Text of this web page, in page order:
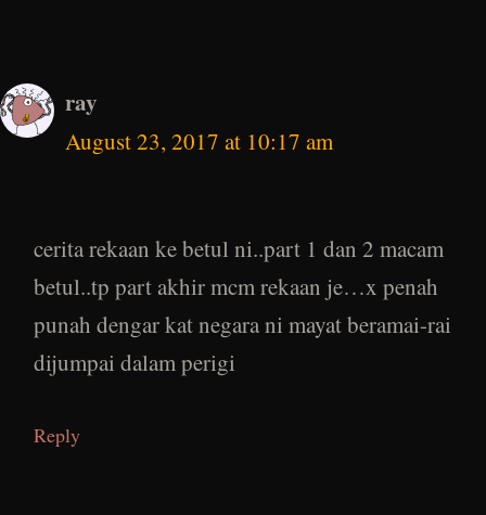
ray
August 23, 2017 at 10:17 am
cerita rekaan ke betul ni..part 1 dan 2 macam
betul..tp part akhir mcm rekaan je…x penah
punah dengar kat negara ni mayat beramai-rai
dijumpai dalam perigi
Reply